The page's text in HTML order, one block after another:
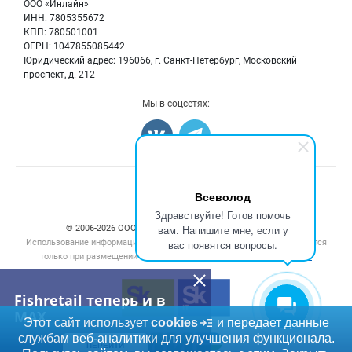
Всеволод
Здравствуйте! Готов помочь
вам. Напишите мне, если у
вас появятся вопросы.
Fishretail теперь и в
MAX
ПЕРЕЙТИ
ООО «Инлайн»
ИНН: 7805355672
КПП: 780501001
ОГРН: 1047855085442
Юридический адрес: 196066, г. Санкт-Петербург, Московский
проспект, д. 212
Блог
Мы в соцсетях:
Счетчики, авторское право, логотипы
© 2006‑2026 ООО “Инлайн”. 12+ Все права защищены.
Использование информации, размещенной на данном сайте, допускается
только при размещении активной гиперссылки на сайт
fishretail.ru
Этот сайт использует cookies
и передает данные
службам веб-аналитики для улучшения функционала.